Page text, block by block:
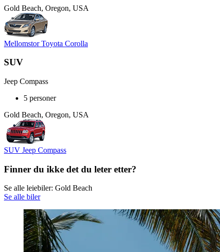
Gold Beach, Oregon, USA
Mellomstor Toyota Corolla
SUV
Jeep Compass
5 personer
Gold Beach, Oregon, USA
SUV Jeep Compass
Finner du ikke det du leter etter?
Se alle leiebiler: Gold Beach
Se alle biler